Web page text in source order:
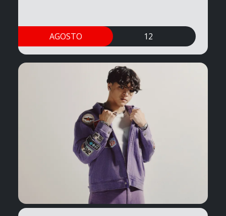
AGOSTO 12